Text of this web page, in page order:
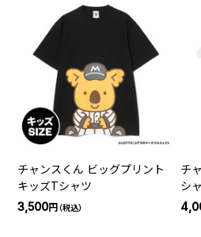
チャンスくん ビッグプリント
キッズTシャツ
3,500円（税込）
チ
シ